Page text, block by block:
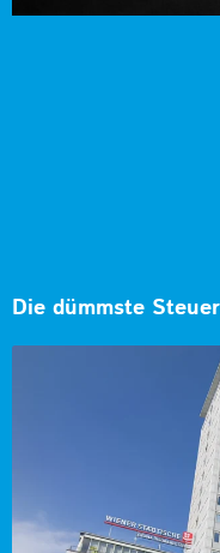
Die dümmste